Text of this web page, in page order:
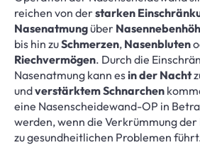
reichen von derstarken
Nasenatmungüber
bis hin zuSchmerzen, Nasenbluten
Riechvermögen. Durch die
Nasenatmung kann esin der Nacht
undverstärktem Schnarchen
eine Nasenscheidewand-OP in
werden, wenn die Verkrümmung
zu gesundheitlichen Problemen